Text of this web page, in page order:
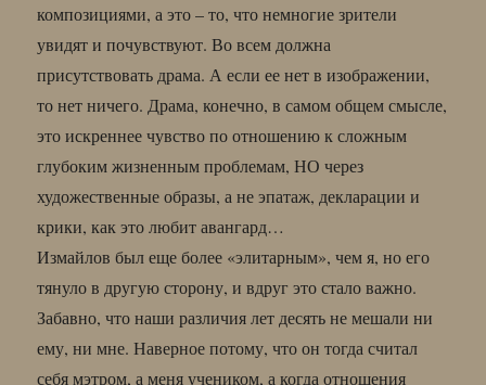
композициями, а это – то, что немногие зрители
увидят и почувствуют. Во всем должна
присутствовать драма. А если ее нет в изображении,
то нет ничего. Драма, конечно, в самом общем смысле,
это искреннее чувство по отношению к сложным
глубоким жизненным проблемам, НО через
художественные образы, а не эпатаж, декларации и
крики, как это любит авангард…
Измайлов был еще более «элитарным», чем я, но его
тянуло в другую сторону, и вдруг это стало важно.
Забавно, что наши различия лет десять не мешали ни
ему, ни мне. Наверное потому, что он тогда считал
себя мэтром, а меня учеником, а когда отношения